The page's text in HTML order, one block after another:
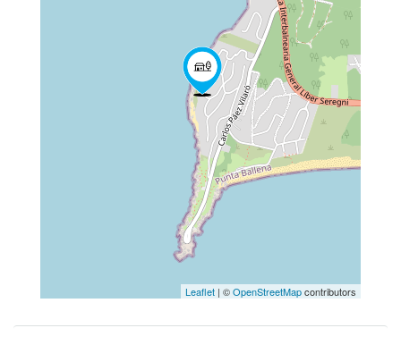
Leaflet | ©OpenStreetMapcontributors